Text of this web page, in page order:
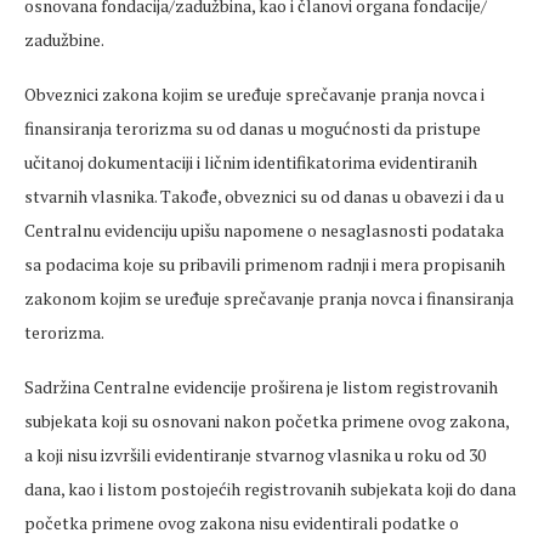
osnovana fondacija/zadužbina, kao i članovi organa fondacije/
zadužbine.
Obveznici zakona kojim se uređuje sprečavanje pranja novca i
finansiranja terorizma su od danas u mogućnosti da pristupe
učitanoj dokumentaciji i ličnim identifikatorima evidentiranih
stvarnih vlasnika. Takođe, obveznici su od danas u obavezi i da u
Centralnu evidenciju upišu napomene o nesaglasnosti podataka
sa podacima koje su pribavili primenom radnji i mera propisanih
zakonom kojim se uređuje sprečavanje pranja novca i finansiranja
terorizma.
Sadržina Centralne evidencije proširena je listom registrovanih
subjekata koji su osnovani nakon početka primene ovog zakona,
a koji nisu izvršili evidentiranje stvarnog vlasnika u roku od 30
dana, kao i listom postojećih registrovanih subjekata koji do dana
početka primene ovog zakona nisu evidentirali podatke o